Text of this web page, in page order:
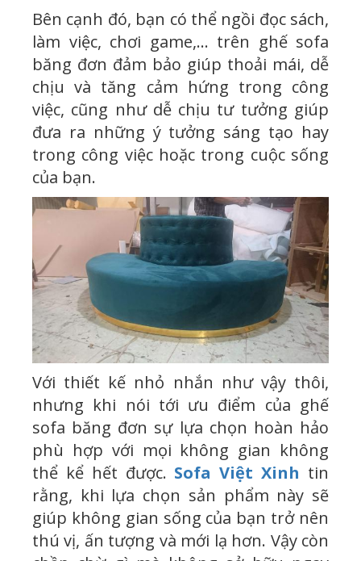
Bên cạnh đó, bạn có thể ngồi đọc sách,
làm việc, chơi game,… trên ghế sofa
băng đơn đảm bảo giúp thoải mái, dễ
chịu và tăng cảm hứng trong công
việc, cũng như dễ chịu tư tưởng giúp
đưa ra những ý tưởng sáng tạo hay
trong công việc hoặc trong cuộc sống
của bạn.
Với thiết kế nhỏ nhắn như vậy thôi,
nhưng khi nói tới ưu điểm của ghế
sofa băng đơn sự lựa chọn hoàn hảo
phù hợp với mọi không gian không
thể kể hết được. Sofa Việt Xinh tin
rằng, khi lựa chọn sản phẩm này sẽ
giúp không gian sống của bạn trở nên
thú vị, ấn tượng và mới lạ hơn. Vậy còn